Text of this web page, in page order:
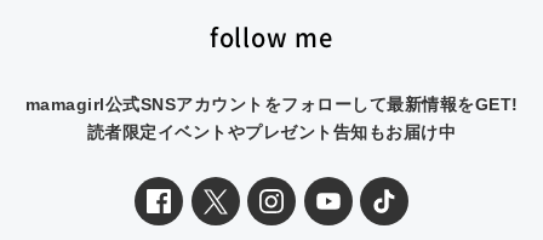
follow me
mamagirl公式SNSアカウントをフォローして最新情報をGET!
読者限定イベントやプレゼント告知もお届け中